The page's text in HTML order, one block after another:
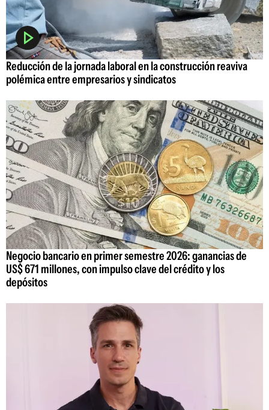
Reducción de la jornada laboral en la construcción reaviva
polémica entre empresarios y sindicatos
Negocio bancario en primer semestre 2026: ganancias de
US$ 671 millones, con impulso clave del crédito y los
depósitos